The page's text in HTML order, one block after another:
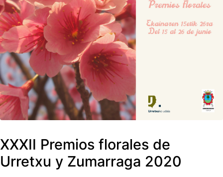
XXXII Premios florales de
Urretxu y Zumarraga 2020